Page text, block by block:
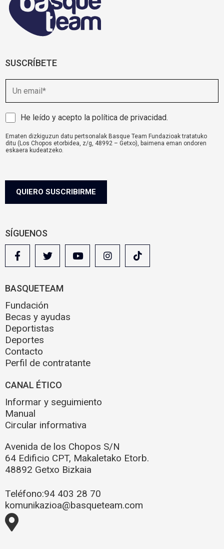
SUSCRÍBETE
m
a
i
l
A
i
s
e
a
He leído y acepto la política de privacidad.
Ematen dizkiguzun datu pertsonalak Basque Team Fundazioak tratatuko
ditu (Los Chopos etorbidea, z/g, 48992 – Getxo), baimena eman ondoren
eskaera kudeatzeko.
QUIERO SUSCRIBIRME
SÍGUENOS
BASQUETEAM
Fundación
Becas y ayudas
Deportistas
Deportes
Contacto
Perfil de contratante
CANAL ÉTICO
Informar y seguimiento
Manual
Circular informativa
Avenida de los Chopos S/N
64 Edificio CPT, Makaletako Etorb.
48892 Getxo Bizkaia
Teléfono:94 403 28 70
komunikazioa@basqueteam.com